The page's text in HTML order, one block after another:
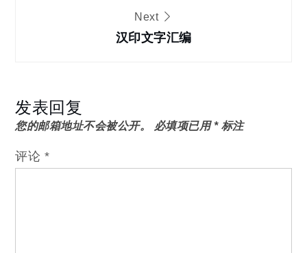
Next
汉印文字汇编
发表回复
您的邮箱地址不会被公开。 必填项已用*标注
评论 *